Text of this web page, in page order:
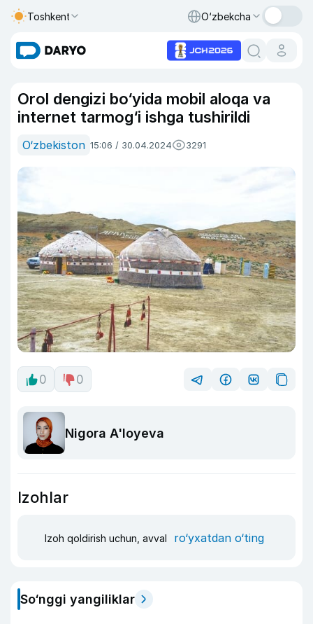
Toshkent O‘zbekcha
Orol dengizi bo‘yida mobil aloqa va
internet tarmog‘i ishga tushirildi
O‘zbekiston 15:06 / 30.04.2024 3291
0 0
Nigora A'loyeva
Izohlar
Izoh qoldirish uchun, avval ro‘yxatdan o‘ting
So‘nggi yangiliklar